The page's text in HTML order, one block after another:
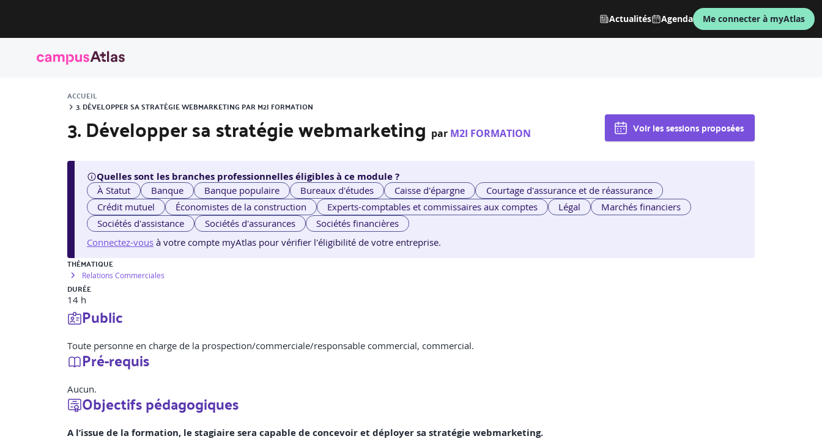
Actualités Agenda Me connecter à myAtlas
ACCUEIL
3. DÉVELOPPER SA STRATÉGIE WEBMARKETING PAR M2I FORMATION
3. Développer sa stratégie webmarketing par M2I FORMATION Voir les sessions proposées
Quelles sont les branches professionnelles éligibles à ce module ?
À Statut Banque Banque populaire Bureaux d'études Caisse d'épargne
Courtage d'assurance et de réassurance
Crédit mutuel
Économistes de la construction Experts-comptables et commissaires aux comptes Légal
Marchés financiers
Sociétés d'assistance
Sociétés d'assurances
Sociétés financières
Connectez-vous à votre compte myAtlas pour vérifier l'éligibilité de votre entreprise.
THÉMATIQUE
Relations Commerciales
DURÉE
14 h
Public
Toute personne en charge de la prospection/commerciale/responsable commercial, commercial.
Pré-requis
Aucun.
Objectifs pédagogiques
A l’issue de la formation, le stagiaire sera capable de concevoir et déployer sa stratégie webmarketing.